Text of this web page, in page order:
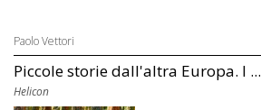
Paolo Vettori
Piccole storie dall'altra Europa. I ...
Helicon